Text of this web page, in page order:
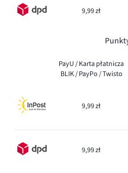
9,99 zł
PayU / Karta płatnicza
BLIK / PayPo / Twisto
9,99 zł
9,99 zł